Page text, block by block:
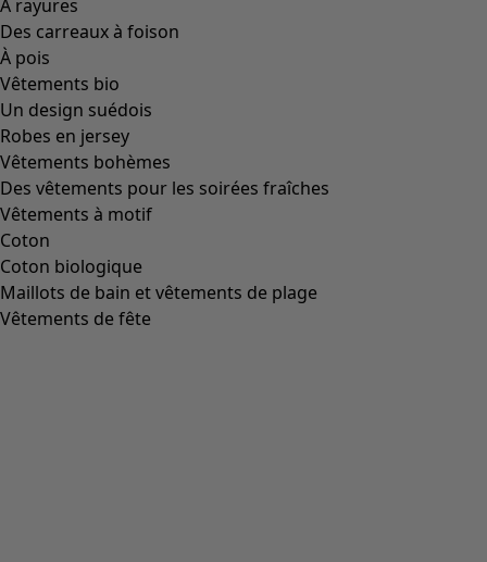
À rayures
Des carreaux à foison
À pois
Vêtements bio
Un design suédois
Robes en jersey
Vêtements bohèmes
Des vêtements pour les soirées fraîches
Vêtements à motif
Coton
Coton biologique
Maillots de bain et vêtements de plage
Vêtements de fête